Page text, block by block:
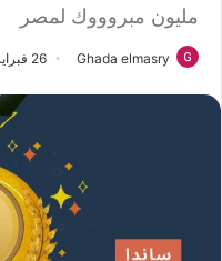
مليون مبروووك لمصر
Ghada elmasry 26 فبراير، 2024